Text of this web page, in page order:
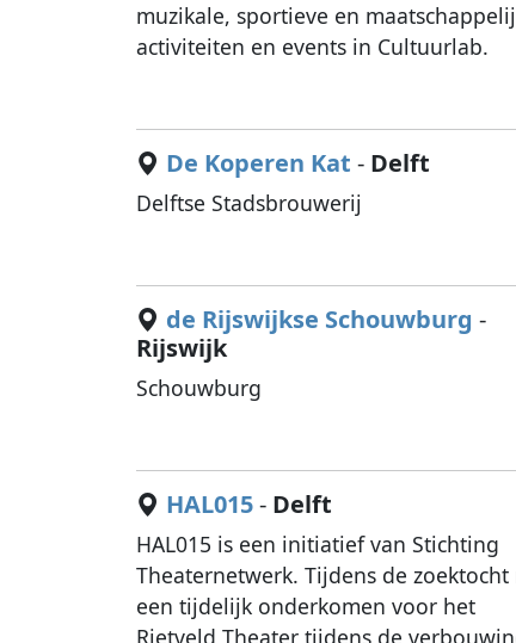
muzikale, sportieve en
activiteiten en events in Cultuurlab.
De Koperen Kat - Delft
Delftse Stadsbrouwerij
de Rijswijkse Schouwburg -
Rijswijk
Schouwburg
HAL015- Delft
HAL015 is een initiatief van Stichting
Theaternetwerk. Tijdens de zoektocht
een tijdelijk onderkomen voor het
Rietveld Theater tijdens de